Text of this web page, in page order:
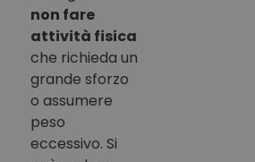
non fare
attività fisica
che richieda un
grande sforzo
o assumere
peso
eccessivo. Si